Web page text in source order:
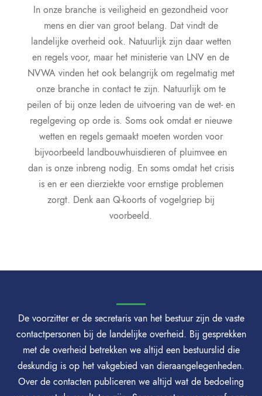
In onze branche is veiligheid en gezondheid voor
mens en dier van groot belang. Dat vindt de
landelijke overheid ook. Natuurlijk zijn daar wetten
en regels voor, maar het ministerie van LNV en de
NVWA vinden het ook belangrijk om regelmatig met
onze branche in contact te zijn. Natuurlijk om te
peilen of bij onze leden de uitvoering van de wet- en
regelgeving op orde is. Soms ook omdat er nieuwe
wetten en regels gemaakt moeten worden voor
bijvoorbeeld landbouwhuisdieren of pluimvee en
dan is onze inbreng nodig. En soms omdat het crisis
is en er een dierziekte voor ernstige problemen
zorgt. Denk aan Q-koorts of vogelgriep bij
voorbeeld.
De voorzitter er de secretaris van het bestuur zijn de vaste
contactpersonen bij de landelijke overheid. Bij gesprekken
met de overheid betrekken we altijd een bestuurslid die
deskundig is op het vakgebied van dieraangelegenheden.
Over de contacten publiceren we altijd wat de bedoeling